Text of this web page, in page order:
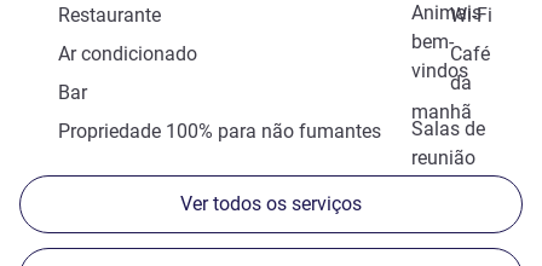
Animais
bem-
vindos
Restaurante
Wi-Fi
Ar condicionado
Café
da
manhã
Bar
Salas de
reunião
Propriedade 100% para não fumantes
Ver todos os serviços